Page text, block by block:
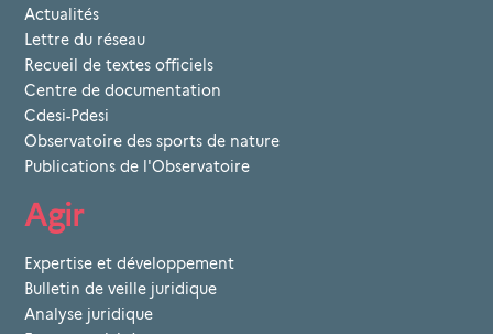
Actualités
Lettre du réseau
Recueil de textes officiels
Centre de documentation
Cdesi-Pdesi
Observatoire des sports de nature
Publications de l'Observatoire
Agir
Expertise et développement
Bulletin de veille juridique
Analyse juridique